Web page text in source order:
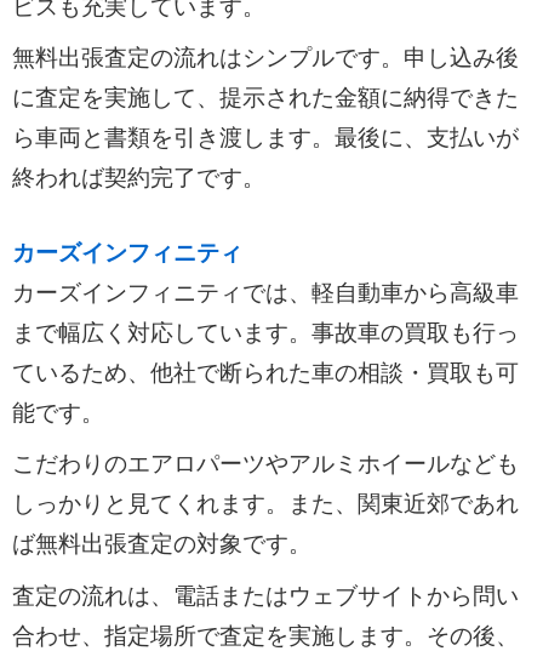
ビスも充実しています。
無料出張査定の流れはシンプルです。申し込み後
に査定を実施して、提示された金額に納得できた
ら車両と書類を引き渡します。最後に、支払いが
終われば契約完了です。
カーズインフィニティ
カーズインフィニティでは、軽自動車から高級車
まで幅広く対応しています。事故車の買取も行っ
ているため、他社で断られた車の相談・買取も可
能です。
こだわりのエアロパーツやアルミホイールなども
しっかりと見てくれます。また、関東近郊であれ
ば無料出張査定の対象です。
査定の流れは、電話またはウェブサイトから問い
合わせ、指定場所で査定を実施します。その後、